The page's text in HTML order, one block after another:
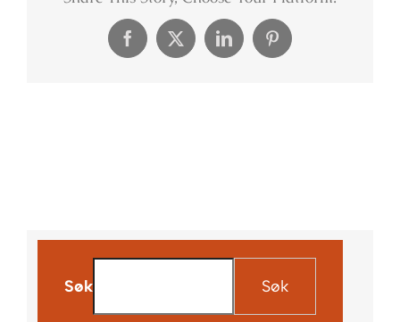
Facebook
X LinkedInPinterest
Søk Søk